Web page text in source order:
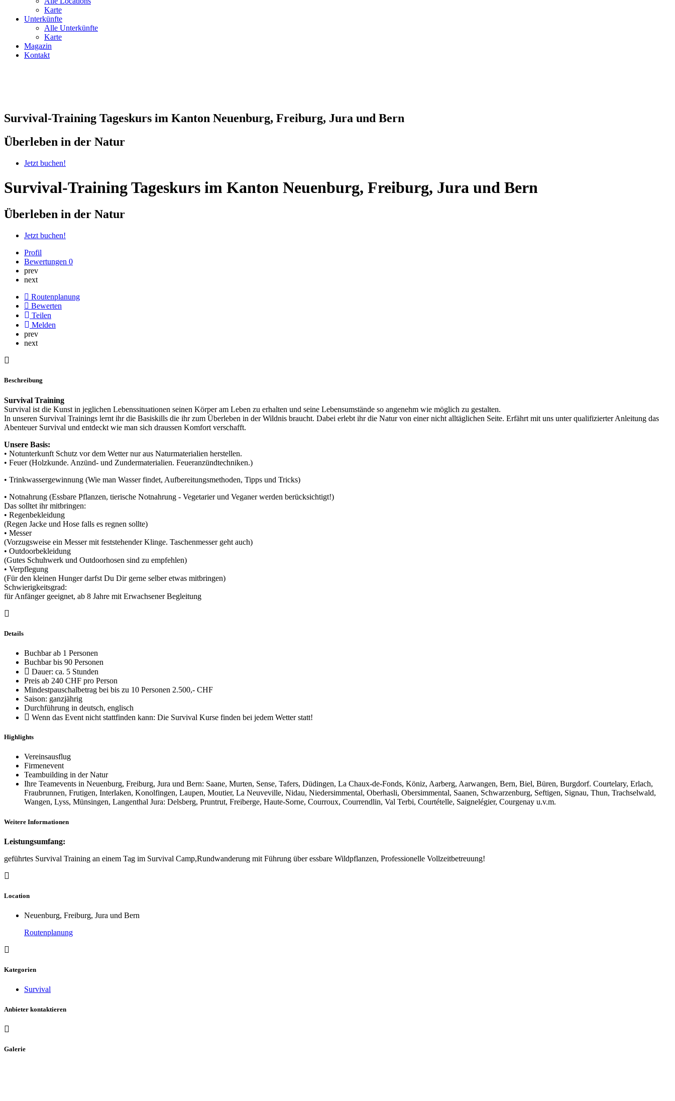
Karte
Unterkünfte
Alle Unterkünfte
Karte
Magazin
Kontakt
Survival-Training Tageskurs im Kanton Neuenburg, Freiburg, Jura und Bern
Überleben in der Natur
Jetzt buchen!
Survival-Training Tageskurs im Kanton Neuenburg, Freiburg, Jura und Bern
Überleben in der Natur
Jetzt buchen!
Profil
Bewertungen 0
prev
next
Routenplanung
Bewerten
Teilen
Melden
prev
next
Beschreibung
Survival Training
Survival ist die Kunst in jeglichen Lebenssituationen seinen Körper am Leben zu erhalten und seine Lebensumstände so angenehm wie möglich zu gestalten.
In unseren Survival Trainings lernt ihr die Basiskills die ihr zum Überleben in der Wildnis braucht. Dabei erlebt ihr die Natur von einer nicht alltäglichen Seite. Erfährt mit uns unter qualifizierter Anleitung das
Abenteuer Survival und entdeckt wie man sich draussen Komfort verschafft.
Unsere Basis:
• Notunterkunft Schutz vor dem Wetter nur aus Naturmaterialien herstellen.
• Feuer (Holzkunde. Anzünd- und Zundermaterialien. Feueranzündtechniken.)
• Trinkwassergewinnung (Wie man Wasser findet, Aufbereitungsmethoden, Tipps und Tricks)
• Notnahrung (Essbare Pflanzen, tierische Notnahrung - Vegetarier und Veganer werden berücksichtigt!)
Das solltet ihr mitbringen:
• Regenbekleidung
(Regen Jacke und Hose falls es regnen sollte)
• Messer
(Vorzugsweise ein Messer mit feststehender Klinge. Taschenmesser geht auch)
• Outdoorbekleidung
(Gutes Schuhwerk und Outdoorhosen sind zu empfehlen)
• Verpflegung
(Für den kleinen Hunger darfst Du Dir gerne selber etwas mitbringen)
Schwierigkeitsgrad:
für Anfänger geeignet, ab 8 Jahre mit Erwachsener Begleitung
Details
Buchbar ab 1 Personen
Buchbar bis 90 Personen
Dauer: ca. 5 Stunden
Preis ab 240 CHF pro Person
Mindestpauschalbetrag bei bis zu 10 Personen 2.500,- CHF
Saison: ganzjährig
Durchführung in deutsch, englisch
Wenn das Event nicht stattfinden kann: Die Survival Kurse finden bei jedem Wetter statt!
Highlights
Vereinsausflug
Firmenevent
Teambuilding in der Natur
Ihre Teamevents in Neuenburg, Freiburg, Jura und Bern: Saane, Murten, Sense, Tafers, Düdingen, La Chaux-de-Fonds, Köniz, Aarberg, Aarwangen, Bern, Biel, Büren, Burgdorf. Courtelary, Erlach,
Fraubrunnen, Frutigen, Interlaken, Konolfingen, Laupen, Moutier, La Neuveville, Nidau, Niedersimmental, Oberhasli, Obersimmental, Saanen, Schwarzenburg, Seftigen, Signau, Thun, Trachselwald,
Wangen, Lyss, Münsingen, Langenthal Jura: Delsberg, Pruntrut, Freiberge, Haute-Sorne, Courroux, Courrendlin, Val Terbi, Courtételle, Saignelégier, Courgenay u.v.m.
Weitere Informationen
Leistungsumfang:
geführtes Survival Training an einem Tag im Survival Camp,Rundwanderung mit Führung über essbare Wildpflanzen, Professionelle Vollzeitbetreuung!
Location
Neuenburg, Freiburg, Jura und Bern
Routenplanung
Kategorien
Survival
Anbieter kontaktieren
Galerie